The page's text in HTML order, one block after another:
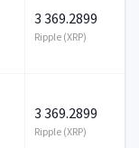
3 369.2899
Ripple (XRP)
3 369.2899
Ripple (XRP)